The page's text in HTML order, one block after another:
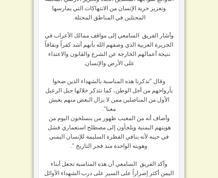
وتعزيز حرية الإنسان من الانتهاكات التي يمارسها
المحتلين في المناطق المحتلة.
وأشار الفريق السامعي إلى مواقف ممالك الأعراب في
الجزيرة العربية الذي وصفهم الله بأنهم أشد كفراً ونفاقاً
نتيجة أعمالهم الخارجة عن الشرع والقانون والاعتداء
على الأرض والإنسان.
وقال "تذكرنا هذه المناسبة بالشهداء الذين ضحوا
بأرواحهم من أجل الوطن، كما نتذكر خلالها جيل الرعيل
الأول من المناضلين ممن لا يزال البعض منهم يعيش
معنا".
وأضاف أنه من المعيب ظهور من ينسلخون اليوم من
هويتهم اليمنية ويلجأون إلى مصطلح استعماري فشل
في حينه لأنه ينافي الفطرة السليمة للإنسان اليمني
وهويته الواحدة منذ فجر التاريخ ".
وأكد الفريق السامعي أن هذه المناسبة تجعل أبناء
اليمن أكثر إصراراً على السير على درب الشهداء الأوائل